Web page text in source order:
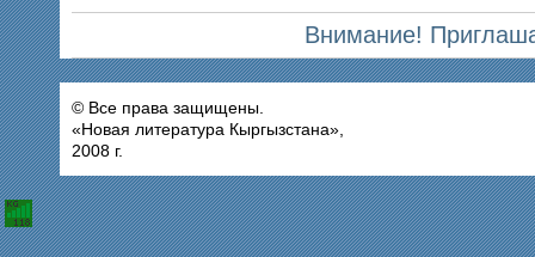
Внимание!
© Все права защищены.
«Новая литература Кыргызстана»,
2008 г.